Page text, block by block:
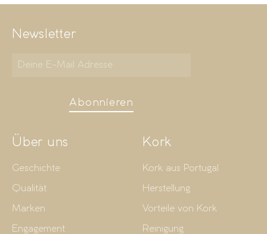
Newsletter
Abonnieren
Über uns
Geschichte
Qualität
Marken
Engagement
Kork
Kork aus Portugal
Herstellung
Vorteile von Kork
Reinigung